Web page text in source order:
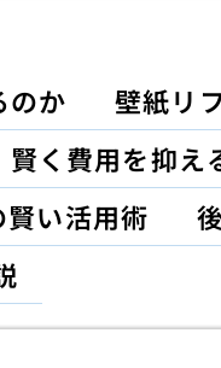
のか
壁紙リ
賢く費用を抑え
い活用術